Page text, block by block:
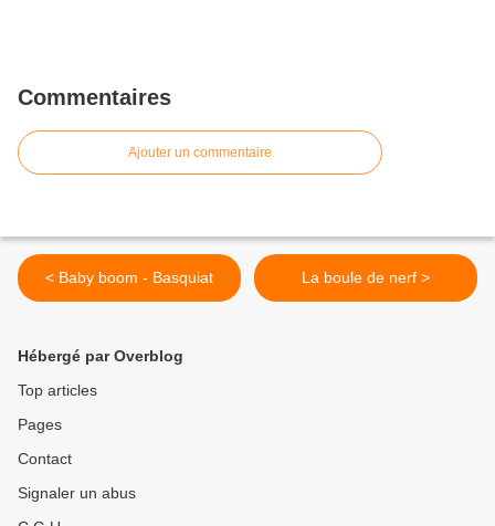
Commentaires
Ajouter un commentaire
< Baby boom - Basquiat La boule de nerf >
Hébergé par Overblog
Top articles
Pages
Contact
Signaler un abus